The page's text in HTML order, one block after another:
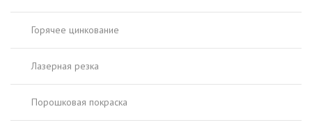
Горячее цинкование
Лазерная резка
Порошковая покраска